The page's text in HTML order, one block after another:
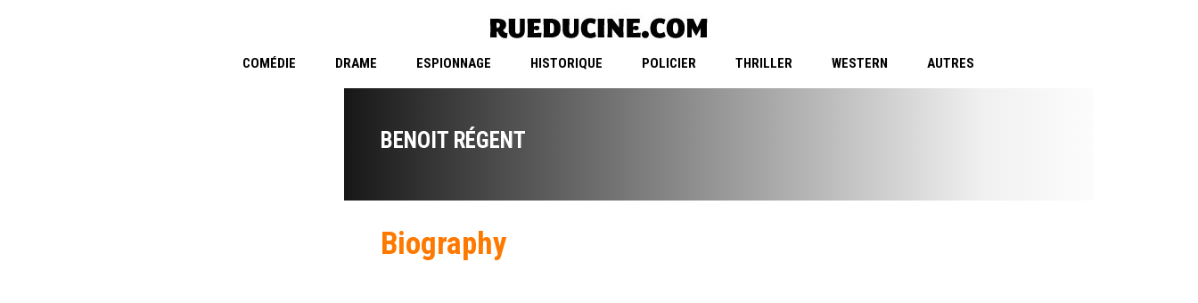
COMÉDIE DRAME ESPIONNAGE HISTORIQUE POLICIER THRILLER WESTERN AUTRES
BENOIT RÉGENT
Biography